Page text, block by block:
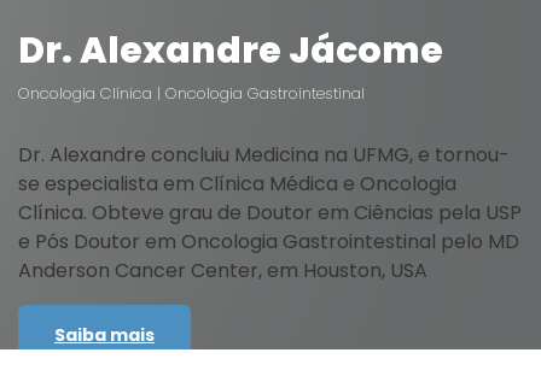
Dr. Alexandre Jácome
Oncologia Clínica | Oncologia Gastrointestinal
Dr. Alexandre concluiu Medicina na UFMG, e tornou-
se especialista em Clínica Médica e Oncologia
Clínica. Obteve grau de Doutor em Ciências pela USP
e Pós Doutor em Oncologia Gastrointestinal pelo MD
Anderson Cancer Center, em Houston, USA
Saiba mais